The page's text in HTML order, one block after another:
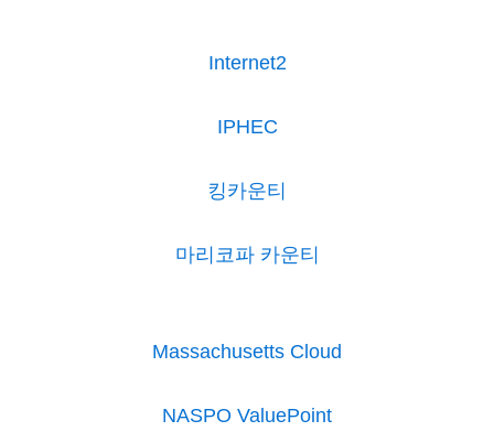
Internet2
IPHEC
킹카운티
마리코파 카운티
Massachusetts Cloud
NASPO ValuePoint